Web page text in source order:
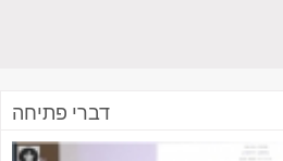
Science
Society & Politics
דברי פתיחה